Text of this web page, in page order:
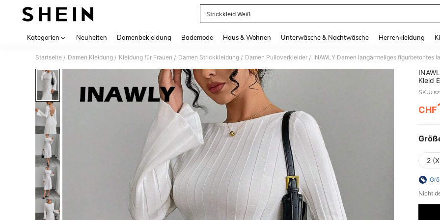
Strickkleid Weiß
Kategorien Neuheiten Damenbekleidung Bademode Haus & Wohnen Unterwäsche & Nachtwäsche Herrenkleidung
Startseite / Damen Kleidung / Kleidung für Frauen / Damen Strickkleidung / Damen Pulloverkleider / INAWLY Damen langärmeliges figurbetontes
Kleid
SKU:
CHF
2
Nicht